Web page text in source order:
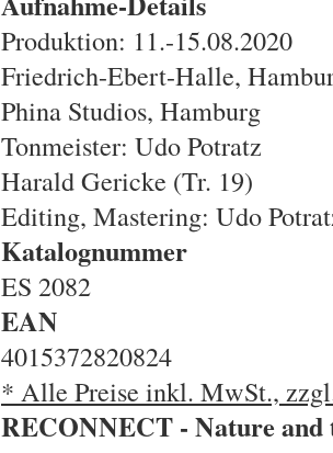
Produktion: 11.-15.08.2020
Friedrich-Ebert-Halle,
Phina Studios, Hamburg
Tonmeister: Udo Potratz
Harald Gericke (Tr. 19)
Editing, Mastering: Udo
Katalognummer
ES 2082
EAN
4015372820824
* Alle Preise inkl. MwSt.,
RECONNECT - Nature